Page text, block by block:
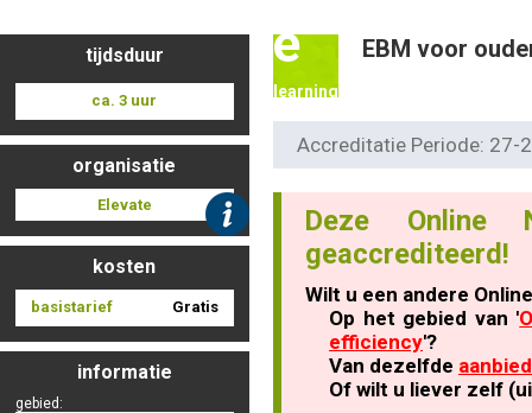
Nascholingen online (elearning)
Nascholing aanmelden
tijdsduur
ca. 3 uur
organisatie
Elevate
kosten
basistarief Gratis
informatie
gebied:
e
learning
EBM voor
Accreditatie Periode:
Deze Online
geaccrediteerd!
Wilt u een andere
Op het gebied van '
efficiency'?
Van dezelfde
Of wilt u liever zelf